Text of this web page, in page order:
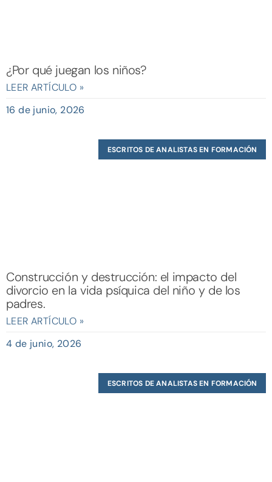
¿Por qué juegan los niños?
LEER ARTÍCULO »
16 de junio, 2026
ESCRITOS DE ANALISTAS EN FORMACIÓN
Construcción y destrucción: el impacto del
divorcio en la vida psíquica del niño y de los
padres.
LEER ARTÍCULO »
4 de junio, 2026
ESCRITOS DE ANALISTAS EN FORMACIÓN